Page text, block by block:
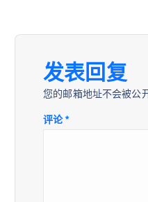
发表回复
您的邮箱地址不会被公开
评论*